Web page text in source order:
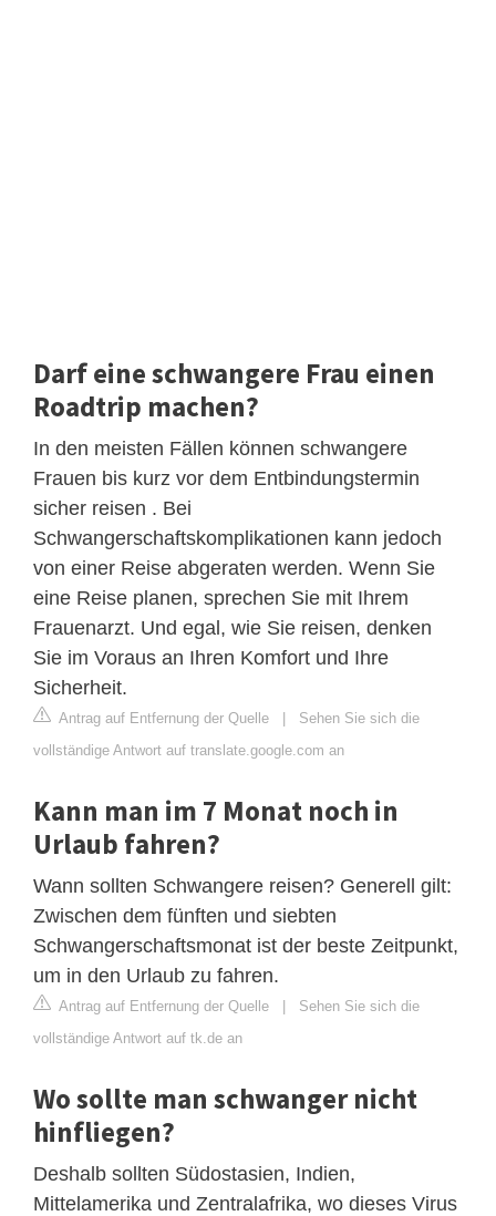
Darf eine schwangere Frau einen
Roadtrip machen?
In den meisten Fällen können schwangere
Frauen bis kurz vor dem Entbindungstermin
sicher reisen . Bei
Schwangerschaftskomplikationen kann jedoch
von einer Reise abgeraten werden. Wenn Sie
eine Reise planen, sprechen Sie mit Ihrem
Frauenarzt. Und egal, wie Sie reisen, denken
Sie im Voraus an Ihren Komfort und Ihre
Sicherheit.
Antrag auf Entfernung der Quelle | Sehen Sie sich die
vollständige Antwort auf translate.google.com an
Kann man im 7 Monat noch in
Urlaub fahren?
Wann sollten Schwangere reisen? Generell gilt:
Zwischen dem fünften und siebten
Schwangerschaftsmonat ist der beste Zeitpunkt,
um in den Urlaub zu fahren.
Antrag auf Entfernung der Quelle | Sehen Sie sich die
vollständige Antwort auf tk.de an
Wo sollte man schwanger nicht
hinfliegen?
Deshalb sollten Südostasien, Indien,
Mittelamerika und Zentralafrika, wo dieses Virus